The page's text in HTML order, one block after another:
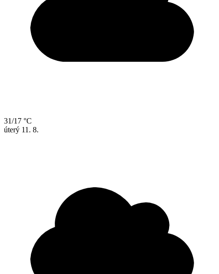
31/17 °C
úterý 11. 8.